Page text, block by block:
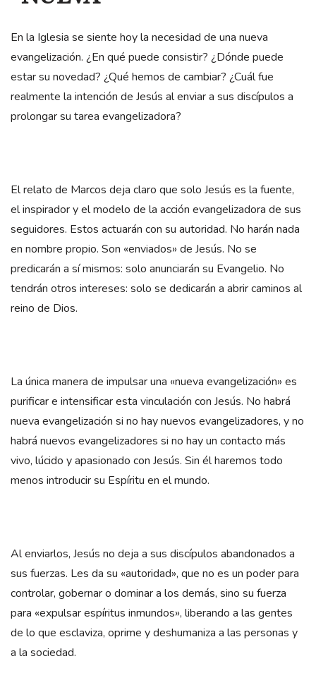
En la Iglesia se siente hoy la necesidad de una nueva
evangelización. ¿En qué puede consistir? ¿Dónde puede
estar su novedad? ¿Qué hemos de cambiar? ¿Cuál fue
realmente la intención de Jesús al enviar a sus discípulos a
prolongar su tarea evangelizadora?
El relato de Marcos deja claro que solo Jesús es la fuente,
el inspirador y el modelo de la acción evangelizadora de sus
seguidores. Estos actuarán con su autoridad. No harán nada
en nombre propio. Son «enviados» de Jesús. No se
predicarán a sí mismos: solo anunciarán su Evangelio. No
tendrán otros intereses: solo se dedicarán a abrir caminos al
reino de Dios.
La única manera de impulsar una «nueva evangelización» es
purificar e intensificar esta vinculación con Jesús. No habrá
nueva evangelización si no hay nuevos evangelizadores, y no
habrá nuevos evangelizadores si no hay un contacto más
vivo, lúcido y apasionado con Jesús. Sin él haremos todo
menos introducir su Espíritu en el mundo.
Al enviarlos, Jesús no deja a sus discípulos abandonados a
sus fuerzas. Les da su «autoridad», que no es un poder para
controlar, gobernar o dominar a los demás, sino su fuerza
para «expulsar espíritus inmundos», liberando a las gentes
de lo que esclaviza, oprime y deshumaniza a las personas y
a la sociedad.